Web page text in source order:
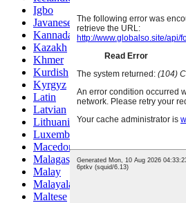
Igbo
Javanese
Kannada
Kazakh
Khmer
Kurdish
Kyrgyz
Latin
Latvian
Lithuanian
Luxembou..
Macedonian
Malagasy
Malay
Malayalam
Maltese